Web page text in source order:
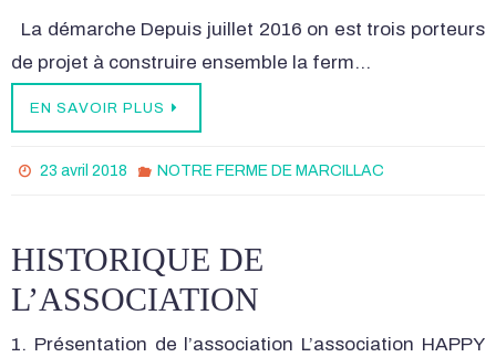
La démarche Depuis juillet 2016 on est trois porteurs
de projet à construire ensemble la ferm…
EN SAVOIR PLUS
23 avril 2018 NOTRE FERME DE MARCILLAC
HISTORIQUE DE
L’ASSOCIATION
1. Présentation de l’association L’association HAPPY